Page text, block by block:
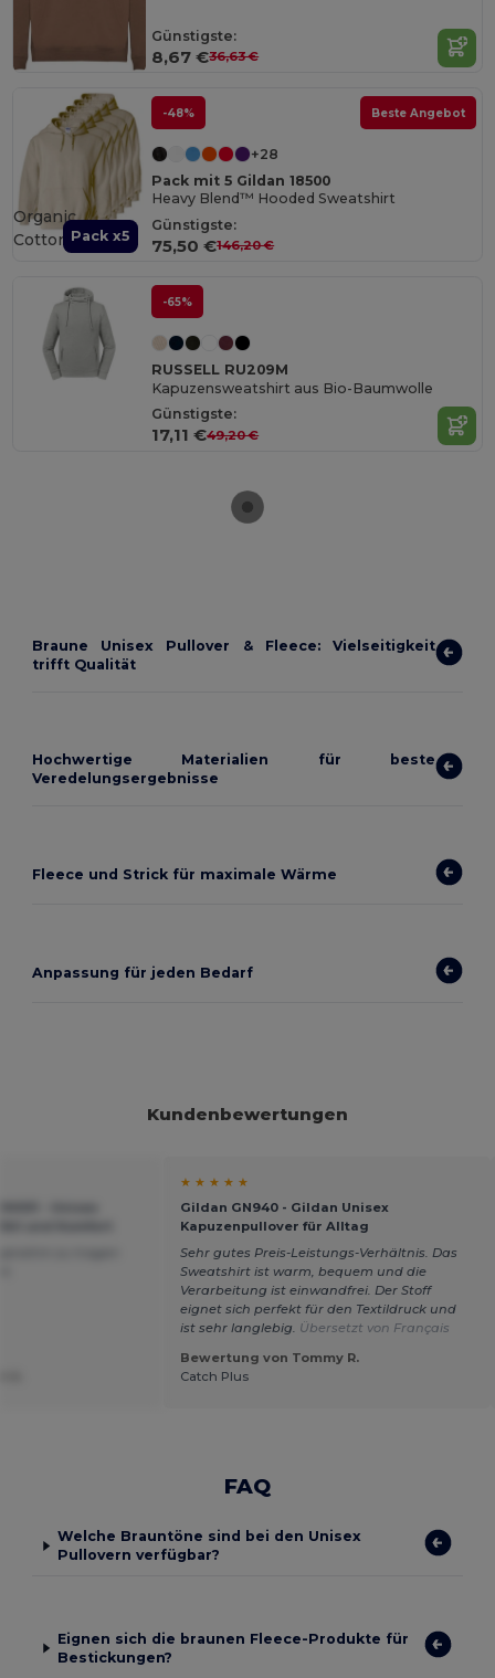
Günstigste:
8,67 €36,63 €
Pack x5
-48% Beste Angebot
+28
Pack mit 5 Gildan 18500
Heavy Blend™ Hooded Sweatshirt
Günstigste:
75,50 €146,20 €
Organic
Cotton
-65%
RUSSELL RU209M
Kapuzensweatshirt aus Bio-Baumwolle
Günstigste:
17,11 €49,20 €
Braune Unisex Pullover & Fleece: Vielseitigkeit
trifft Qualität
Hochwertige Materialien für beste
Veredelungsergebnisse
Fleece und Strick für maximale Wärme
Anpassung für jeden Bedarf
Kundenbewertungen
★ ★ ★ ★ ★
Gildan GN940 - Gildan Unisex
Kapuzenpullover für Alltag
Sehr gutes Preis-Leistungs-Verhältnis. Das
Sweatshirt ist warm, bequem und die
Verarbeitung ist einwandfrei. Der Stoff
eignet sich perfekt für den Textildruck und
ist sehr langlebig. Übersetzt von Français
Bewertung von Tommy R.
Catch Plus
FAQ
Welche Brauntöne sind bei den Unisex
Pullovern verfügbar?
Eignen sich die braunen Fleece-Produkte für
Bestickungen?